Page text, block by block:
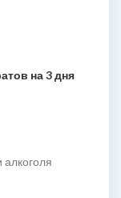
на 3 дня
алкоголя